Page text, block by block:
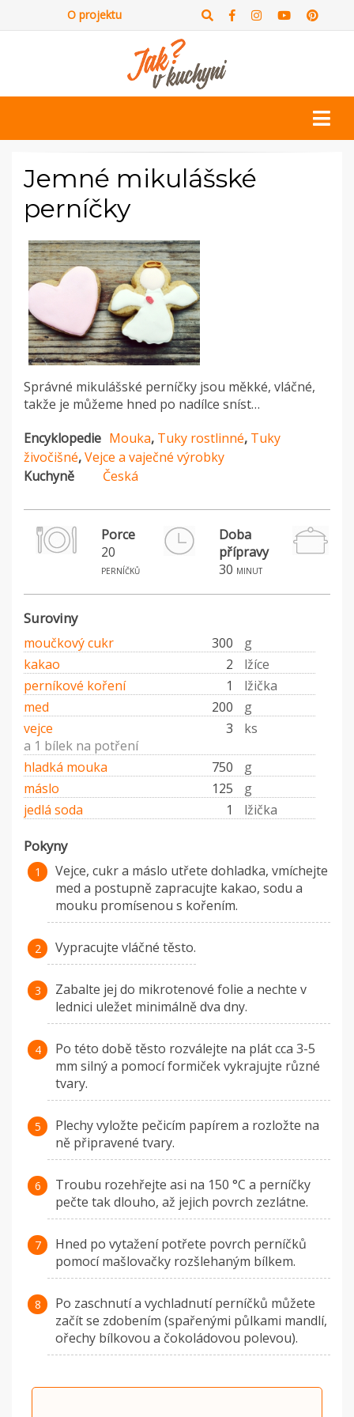
O projektu
Jemné mikulášské
perníčky
Správné mikulášské perníčky jsou měkké, vláčné,
takže je můžeme hned po nadílce sníst…
Encyklopedie Mouka, Tuky rostlinné, Tuky
živočišné,Vejce a vaječné výrobky
Kuchyně
Česká
Porce
20
perníčků
Doba
přípravy
30 minut
Suroviny
moučkový cukr 300
g
kakao
2
lžíce
perníkové koření
1
lžička
med
200
g
vejce
3
ks
a 1 bílek na potření
hladká mouka
750
g
máslo
125
g
jedlá soda
1 lžička
Pokyny
Vejce, cukr a máslo utřete dohladka, vmíchejte
med a postupně zapracujte kakao, sodu a
mouku promísenou s kořením.
Vypracujte vláčné těsto.
Zabalte jej do mikrotenové folie a nechte v
lednici uležet minimálně dva dny.
Po této době těsto rozválejte na plát cca 3-5
mm silný a pomocí formiček vykrajujte různé
tvary.
Plechy vyložte pečicím papírem a rozložte na
ně připravené tvary.
Troubu rozehřejte asi na 150 °C a perníčky
pečte tak dlouho, až jejich povrch zezlátne.
Hned po vytažení potřete povrch perníčků
pomocí mašlovačky rozšlehaným bílkem.
Po zaschnutí a vychladnutí perníčků můžete
začít se zdobením (spařenými půlkami mandlí,
ořechy bílkovou a čokoládovou polevou).